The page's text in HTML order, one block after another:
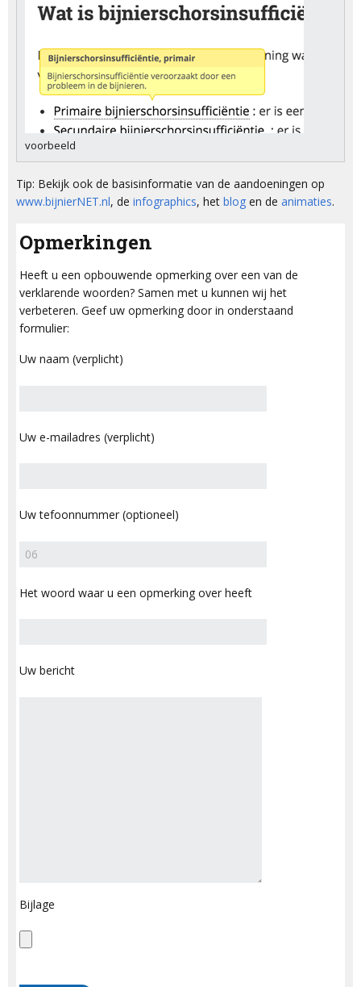
voorbeeld
Tip: Bekijk ook de basisinformatie van de aandoeningen op
www.bijnierNET.nl, de infographics, het blog en de animaties.
Opmerkingen
Heeft u een opbouwende opmerking over een van de
verklarende woorden? Samen met u kunnen wij het
verbeteren. Geef uw opmerking door in onderstaand
formulier:
Uw naam (verplicht)
Uw e-mailadres (verplicht)
Uw tefoonnummer (optioneel)
Het woord waar u een opmerking over heeft
Uw bericht
Bijlage